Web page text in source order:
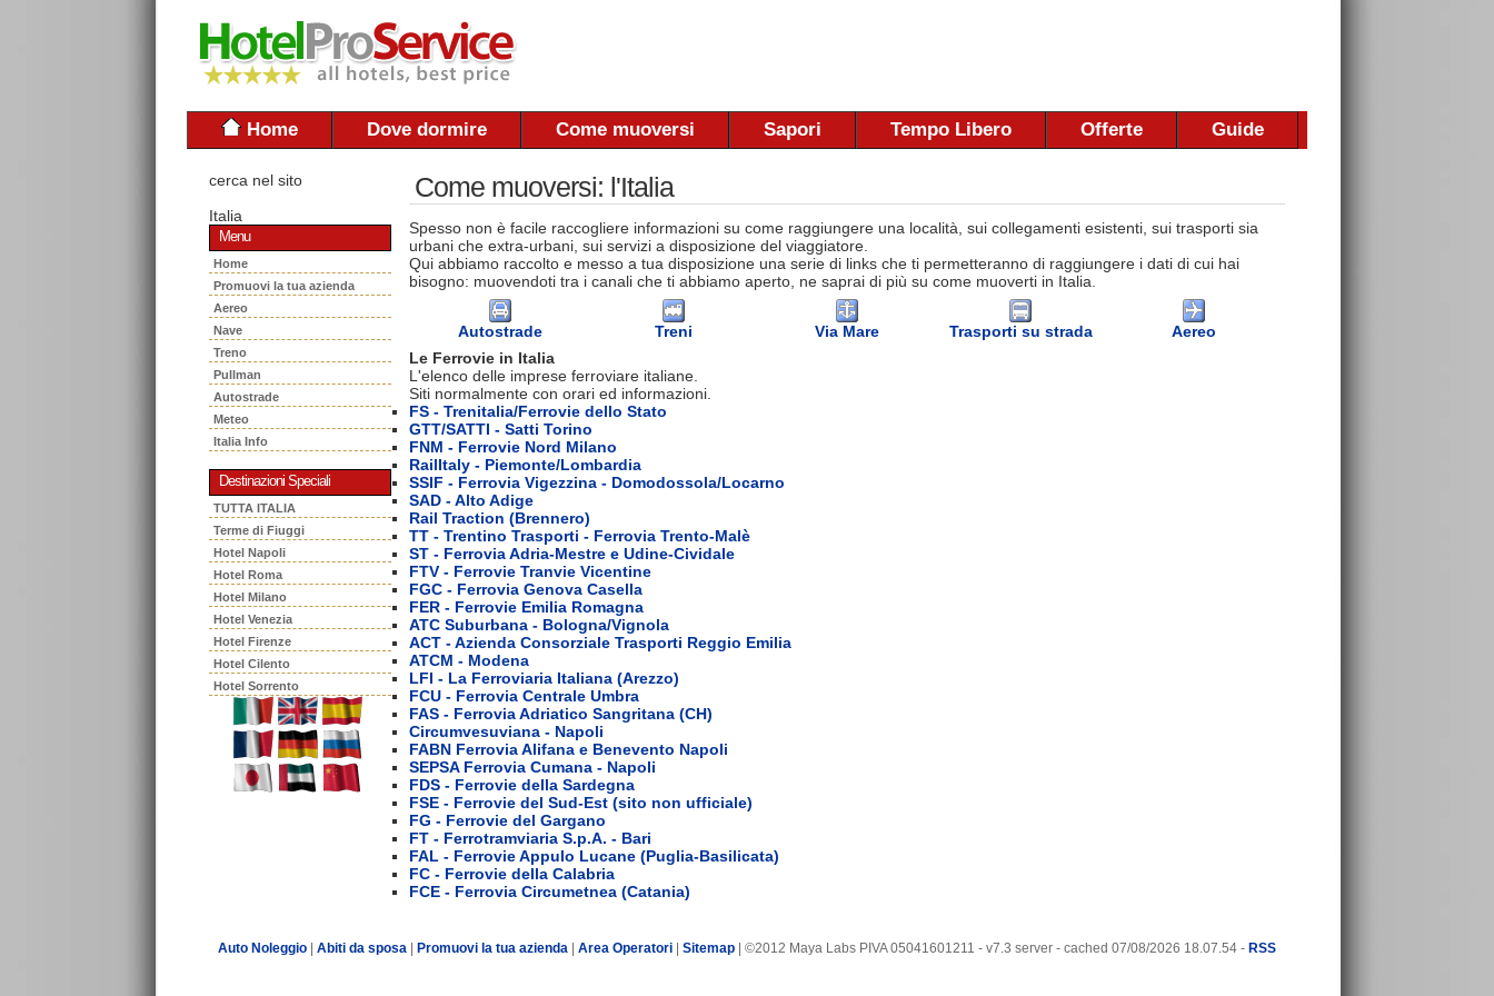
Home Dove dormire Come muoversi Sapori Tempo Libero Offerte Guide
cerca nel sito
Italia
Menu
Home
Promuovi la tua azienda
Aereo
Nave
Treno
Pullman
Autostrade
Meteo
Italia Info
Destinazioni Speciali
TUTTA ITALIA
Terme di Fiuggi
Hotel Napoli
Hotel Roma
Hotel Milano
Hotel Venezia
Hotel Firenze
Hotel Cilento
Hotel Sorrento
Come muoversi: l'Italia
Spesso non è facile raccogliere informazioni su come raggiungere una località, sui collegamenti esistenti, sui trasporti sia
urbani che extra-urbani, sui servizi a disposizione del viaggiatore.
Qui abbiamo raccolto e messo a tua disposizione una serie di links che ti permetteranno di raggiungere i dati di cui hai
bisogno: muovendoti tra i canali che ti abbiamo aperto, ne saprai di più su come muoverti in Italia.
Autostrade Treni Via Mare Trasporti su strada
Aereo
Le Ferrovie in Italia
L'elenco delle imprese ferroviare italiane.
Siti normalmente con orari ed informazioni.
FS - Trenitalia/Ferrovie dello Stato
GTT/SATTI - Satti Torino
FNM - Ferrovie Nord Milano
RailItaly - Piemonte/Lombardia
SSIF - Ferrovia Vigezzina - Domodossola/Locarno
SAD - Alto Adige
Rail Traction (Brennero)
TT - Trentino Trasporti - Ferrovia Trento-Malè
ST - Ferrovia Adria-Mestre e Udine-Cividale
FTV - Ferrovie Tranvie Vicentine
FGC - Ferrovia Genova Casella
FER - Ferrovie Emilia Romagna
ATC Suburbana - Bologna/Vignola
ACT - Azienda Consorziale Trasporti Reggio Emilia
ATCM - Modena
LFI - La Ferroviaria Italiana (Arezzo)
FCU - Ferrovia Centrale Umbra
FAS - Ferrovia Adriatico Sangritana (CH)
Circumvesuviana - Napoli
FABN Ferrovia Alifana e Benevento Napoli
SEPSA Ferrovia Cumana - Napoli
FDS - Ferrovie della Sardegna
FSE - Ferrovie del Sud-Est (sito non ufficiale)
FG - Ferrovie del Gargano
FT - Ferrotramviaria S.p.A. - Bari
FAL - Ferrovie Appulo Lucane (Puglia-Basilicata)
FC - Ferrovie della Calabria
FCE - Ferrovia Circumetnea (Catania)
Auto Noleggio Abiti da sposa Promuovi la tua azienda Area Operatori Sitemap | ©2012 Maya Labs PIVA 05041601211 - v7.3 server - cached 07/08/2026 18.07.54 - RSS